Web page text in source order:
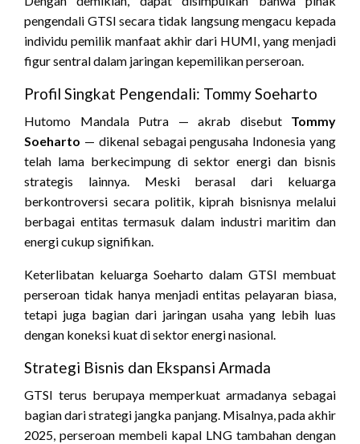
pengendali GTSI secara tidak langsung mengacu kepada
individu pemilik manfaat akhir dari HUMI, yang menjadi
figur sentral dalam jaringan kepemilikan perseroan.
Profil Singkat Pengendali: Tommy Soeharto
Hutomo Mandala Putra — akrab disebut Tommy
Soeharto — dikenal sebagai pengusaha Indonesia yang
telah lama berkecimpung di sektor energi dan bisnis
strategis lainnya. Meski berasal dari keluarga
berkontroversi secara politik, kiprah bisnisnya melalui
berbagai entitas termasuk dalam industri maritim dan
energi cukup signifikan.
Keterlibatan keluarga Soeharto dalam GTSI membuat
perseroan tidak hanya menjadi entitas pelayaran biasa,
tetapi juga bagian dari jaringan usaha yang lebih luas
dengan koneksi kuat di sektor energi nasional.
Strategi Bisnis dan Ekspansi Armada
GTSI terus berupaya memperkuat armadanya sebagai
bagian dari strategi jangka panjang. Misalnya, pada akhir
2025, perseroan membeli kapal LNG tambahan dengan